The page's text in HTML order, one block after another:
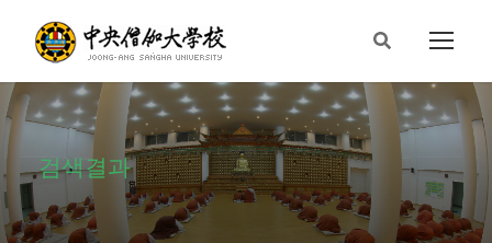
검색결과